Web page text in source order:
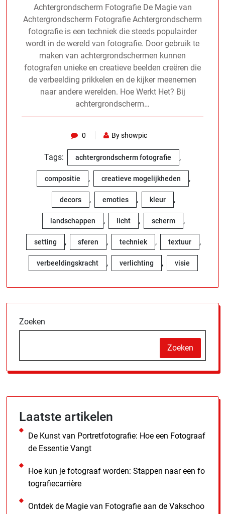
Achtergrondscherm Fotografie De Magie van
Achtergrondscherm Fotografie Achtergrondscherm
fotografie is een techniek die steeds populairder
wordt in de wereld van fotografie. Door gebruik te
maken van achtergrondschermen kunnen
fotografen unieke en creatieve beelden creëren die
de verbeelding prikkelen en de kijker meenemen
naar andere werelden. Hoe Werkt Het? Bij
achtergrondscherm…
0 By showpic
Tags: achtergrondscherm fotografie ,
compositie , creatieve mogelijkheden ,
decors , emoties , kleur ,
landschappen , licht , scherm ,
setting , sferen , techniek , textuur ,
verbeeldingskracht , verlichting , visie
Zoeken
Zoeken
Laatste artikelen
De Kunst van Portretfotografie: Hoe een Fotograaf
de Essentie Vangt
Hoe kun je fotograaf worden: Stappen naar een fo
tografiecarrière
Ontdek de Magie van Fotografie aan de Vakschoo